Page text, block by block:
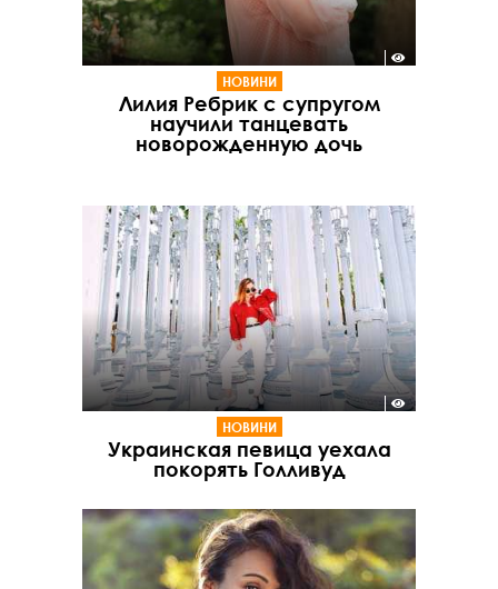
НОВИНИ
Лилия Ребрик с супругом
научили танцевать
новорожденную дочь
НОВИНИ
Украинская певица уехала
покорять Голливуд